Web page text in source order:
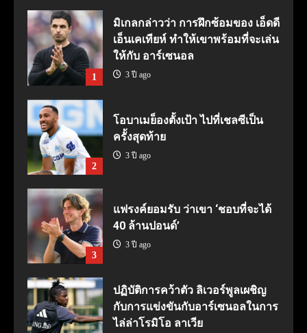
1
มิเกลกล่าวว่า การฝึกซ้อมของ เอ็ดดี
เอ็นเคเทียห์ ทำให้เขาพร้อมที่จะเล่น
ให้กับ อาร์เซนอล
3 ปี ago
2
โอบาเมย็องตั้งเป้า ไปที่เชลซีเป็น
ครั้งสุดท้าย
3 ปี ago
3
แฟรงค์ยอมรับ ว่าเขา ‘ชอบที่จะได้
40 ล้านปอนด์’
3 ปี ago
ปฏิบัติการคว้าตัว ลิเวอร์พูลเผชิญ
กับการแข่งขันกับอาร์เซนอลในการ
ไล่ล่าโรมิโอ ลาเวีย